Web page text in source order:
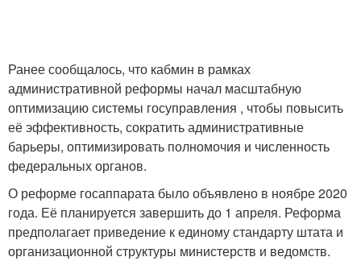
Ранее сообщалось, что кабмин в рамках
административной реформы начал масштабную
оптимизацию системы госуправления , чтобы повысить
её эффективность, сократить административные
барьеры, оптимизировать полномочия и численность
федеральных органов.
О реформе госаппарата было объявлено в ноябре 2020
года. Её планируется завершить до 1 апреля. Реформа
предполагает приведение к единому стандарту штата и
организационной структуры министерств и ведомств.